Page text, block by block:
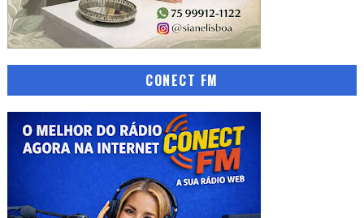
CONECT FM